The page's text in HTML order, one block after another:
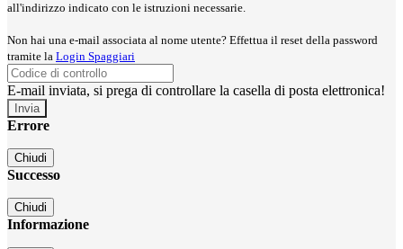
all'indirizzo indicato con le istruzioni necessarie.
Non hai una e-mail associata al nome utente? Effettua il reset della password
tramite la Login Spaggiari
E-mail inviata, si prega di controllare la casella di posta elettronica!
Errore
Chiudi
Successo
Chiudi
Informazione